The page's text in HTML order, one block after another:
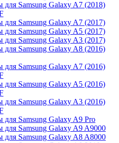
для Samsung Galaxy A7 (2018)
для Samsung Galaxy A7 (2017)
для Samsung Galaxy A5 (2017)
для Samsung Galaxy A3 (2017)
для Samsung Galaxy A8 (2016)
для Samsung Galaxy A7 (2016)
для Samsung Galaxy A5 (2016)
для Samsung Galaxy A3 (2016)
для Samsung Galaxy A9 Pro
для Samsung Galaxy A9 A9000
для Samsung Galaxy A8 A8000